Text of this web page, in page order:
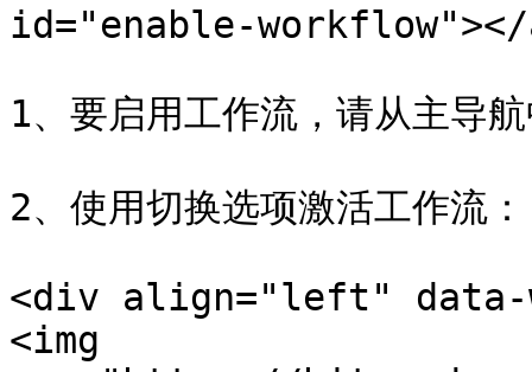
id="enable-workflow"></
1、要启用工作流，请从主导
2、使用切换选项激活工作流：
<div align="left" data-
<img